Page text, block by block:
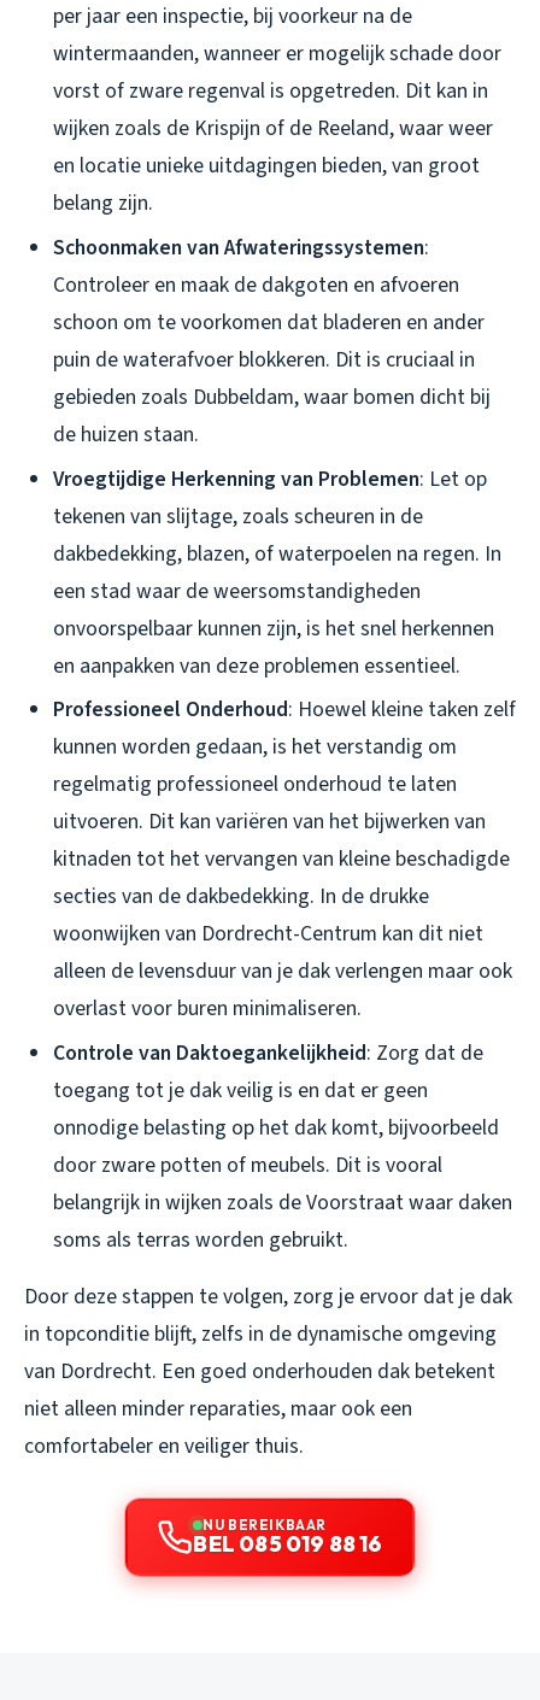
per jaar een inspectie, bij voorkeur na de
wintermaanden, wanneer er mogelijk schade door
vorst of zware regenval is opgetreden. Dit kan in
wijken zoals de Krispijn of de Reeland, waar weer
en locatie unieke uitdagingen bieden, van groot
belang zijn.
Schoonmaken van Afwateringssystemen:
Controleer en maak de dakgoten en afvoeren
schoon om te voorkomen dat bladeren en ander
puin de waterafvoer blokkeren. Dit is cruciaal in
gebieden zoals Dubbeldam, waar bomen dicht bij
de huizen staan.
Vroegtijdige Herkenning van Problemen: Let op
tekenen van slijtage, zoals scheuren in de
dakbedekking, blazen, of waterpoelen na regen. In
een stad waar de weersomstandigheden
onvoorspelbaar kunnen zijn, is het snel herkennen
en aanpakken van deze problemen essentieel.
Professioneel Onderhoud: Hoewel kleine taken zelf
kunnen worden gedaan, is het verstandig om
regelmatig professioneel onderhoud te laten
uitvoeren. Dit kan variëren van het bijwerken van
kitnaden tot het vervangen van kleine beschadigde
secties van de dakbedekking. In de drukke
woonwijken van Dordrecht-Centrum kan dit niet
alleen de levensduur van je dak verlengen maar ook
overlast voor buren minimaliseren.
Controle van Daktoegankelijkheid: Zorg dat de
toegang tot je dak veilig is en dat er geen
onnodige belasting op het dak komt, bijvoorbeeld
door zware potten of meubels. Dit is vooral
belangrijk in wijken zoals de Voorstraat waar daken
soms als terras worden gebruikt.
Door deze stappen te volgen, zorg je ervoor dat je dak
in topconditie blijft, zelfs in de dynamische omgeving
van Dordrecht. Een goed onderhouden dak betekent
niet alleen minder reparaties, maar ook een
comfortabeler en veiliger thuis.
NU BEREIKBAAR
BEL 085 019 88 16